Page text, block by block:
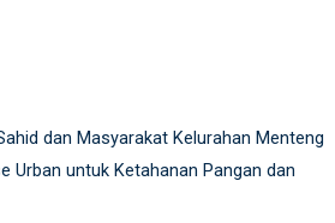
dan Masyarakat Kelurahan Menteng
Urban untuk Ketahanan Pangan dan
Next